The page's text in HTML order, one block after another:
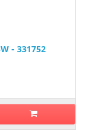
- 331752